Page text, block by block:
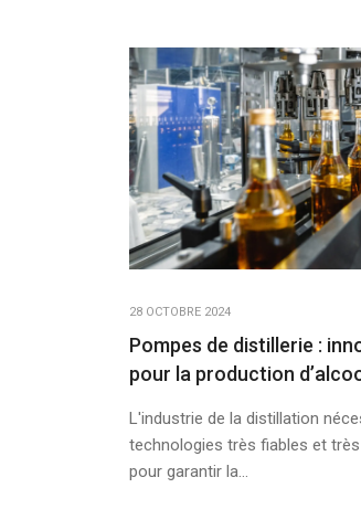
28 OCTOBRE 2024
Pompes de distillerie :
pour la production
L'industrie de la distillation
technologies très fiables et
pour garantir la...